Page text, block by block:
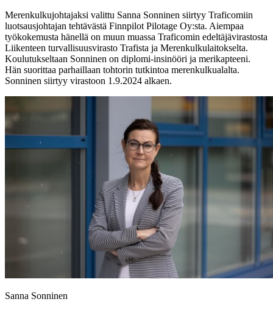
Merenkulkujohtajaksi valittu Sanna Sonninen siirtyy Traficomiin
luotsausjohtajan tehtävästä Finnpilot Pilotage Oy:sta. Aiempaa
työkokemusta hänellä on muun muassa Traficomin edeltäjävirastosta
Liikenteen turvallisuusvirasto Trafista ja Merenkulkulaitokselta.
Koulutukseltaan Sonninen on diplomi-insinööri ja merikapteeni.
Hän suorittaa parhaillaan tohtorin tutkintoa merenkulkualalta.
Sonninen siirtyy virastoon 1.9.2024 alkaen.
Sanna Sonninen